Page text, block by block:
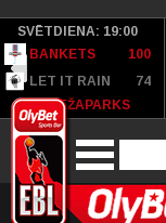
SVĒTDIENA: 19:00
BANKETS
100
LET IT RAIN
74
SC MEŽAPARKS